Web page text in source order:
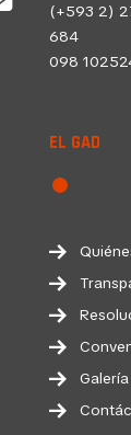
(+593 2)
684
098
EL GAD